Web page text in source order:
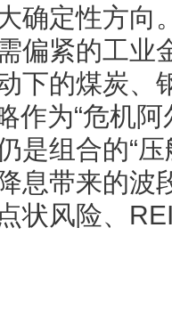
确定性方向
偏紧的工业
下的煤炭、
作为“危机
是组合的“
息带来的波
状风险、